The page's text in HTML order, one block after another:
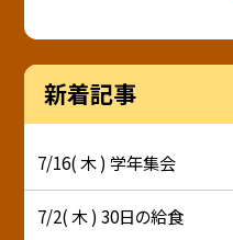
新着記事
7/16( 木 ) 学年集会
7/2( 木 ) 30日の給食